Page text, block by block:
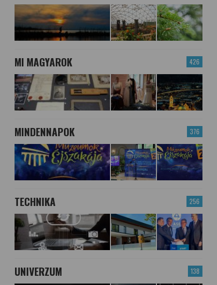
426
MI MAGYAROK
376
MINDENNAPOK
256
TECHNIKA
138
UNIVERZUM